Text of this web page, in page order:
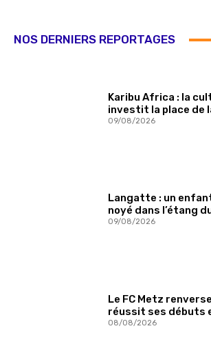
NOS DERNIERS REPORTAGES
Karibu Africa : la
investit la place de
09/08/2026
Langatte : un
noyé dans l’étang
09/08/2026
Le FC Metz
réussit ses débuts
08/08/2026